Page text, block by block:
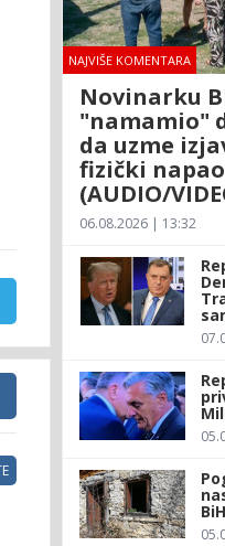
NAJVIŠE KOMENTARA
Novinarku
"namamio"
da uzme
fizički napao
(AUDIO/
06.08.2026 | 13:32